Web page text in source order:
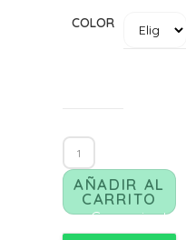
COLOR
AÑADIR AL
CARRITO
Comunicate